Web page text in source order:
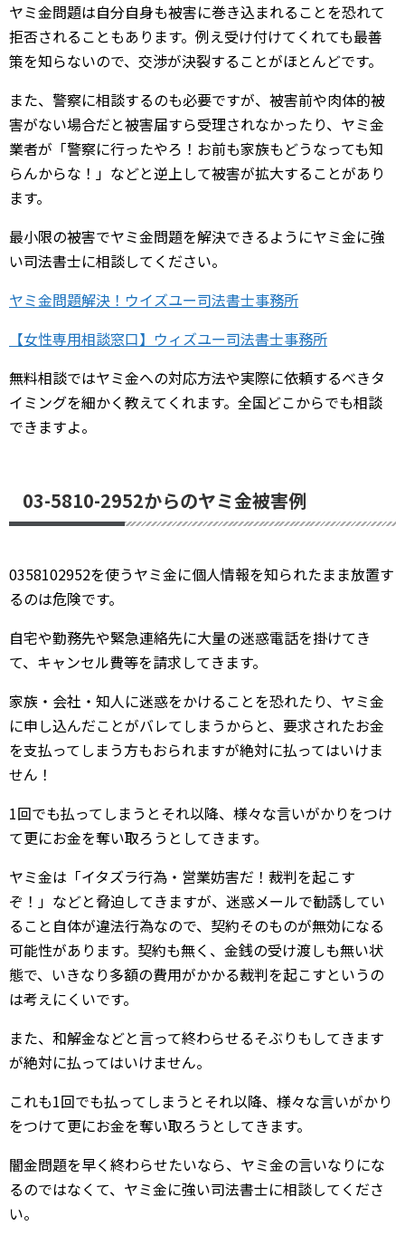
ヤミ金問題は自分自身も被害に巻き込まれることを恐れて
拒否されることもあります。例え受け付けてくれても最善
策を知らないので、交渉が決裂することがほとんどです。
また、警察に相談するのも必要ですが、被害前や肉体的被
害がない場合だと被害届すら受理されなかったり、ヤミ金
業者が「警察に行ったやろ！お前も家族もどうなっても知
らんからな！」などと逆上して被害が拡大することがあり
ます。
最小限の被害でヤミ金問題を解決できるようにヤミ金に強
い司法書士に相談してください。
ヤミ金問題解決！ウイズユー司法書士事務所
【女性専用相談窓口】ウィズユー司法書士事務所
無料相談ではヤミ金への対応方法や実際に依頼するべきタ
イミングを細かく教えてくれます。全国どこからでも相談
できますよ。
03-5810-2952からのヤミ金被害例
0358102952を使うヤミ金に個人情報を知られたまま放置す
るのは危険です。
自宅や勤務先や緊急連絡先に大量の迷惑電話を掛けてき
て、キャンセル費等を請求してきます。
家族・会社・知人に迷惑をかけることを恐れたり、ヤミ金
に申し込んだことがバレてしまうからと、要求されたお金
を支払ってしまう方もおられますが絶対に払ってはいけま
せん！
1回でも払ってしまうとそれ以降、様々な言いがかりをつけ
て更にお金を奪い取ろうとしてきます。
ヤミ金は「イタズラ行為・営業妨害だ！裁判を起こす
ぞ！」などと脅迫してきますが、迷惑メールで勧誘してい
ること自体が違法行為なので、契約そのものが無効になる
可能性があります。契約も無く、金銭の受け渡しも無い状
態で、いきなり多額の費用がかかる裁判を起こすというの
は考えにくいです。
また、和解金などと言って終わらせるそぶりもしてきます
が絶対に払ってはいけません。
これも1回でも払ってしまうとそれ以降、様々な言いがかり
をつけて更にお金を奪い取ろうとしてきます。
闇金問題を早く終わらせたいなら、ヤミ金の言いなりにな
るのではなくて、ヤミ金に強い司法書士に相談してくださ
い。